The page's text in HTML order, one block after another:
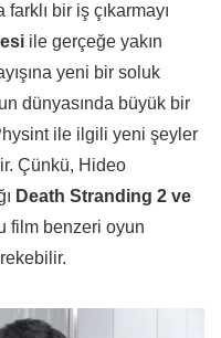
farklı bir iş çıkarmayı
ile gerçeğe yakın
yeni bir soluk
dünyasında büyük bir
ile ilgili yeni şeyler
Çünkü, Hideo
Death Stranding 2 ve
film benzeri oyun